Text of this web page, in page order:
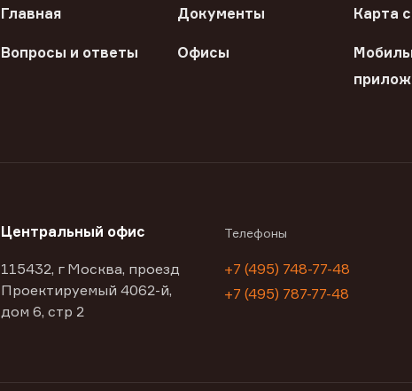
Главная Документы Карта
Вопросы и ответы Офисы
Центральный офис
115432, г Москва, проезд
Проектируемый 4062-й,
дом 6, стр 2
Телефоны
+7 (495) 748-77-48
+7 (495) 787-77-48